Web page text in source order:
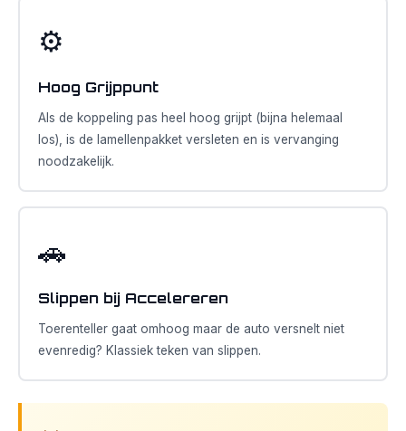
⚙️
Hoog Grijppunt
Als de koppeling pas heel hoog grijpt (bijna helemaal
los), is de lamellenpakket versleten en is vervanging
noodzakelijk.
🚗
Slippen bij Accelereren
Toerenteller gaat omhoog maar de auto versnelt niet
evenredig? Klassiek teken van slippen.